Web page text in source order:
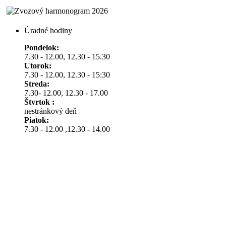
Úradné hodiny
Pondelok:
7.30 - 12.00, 12.30 - 15.30
Utorok:
7.30 - 12.00, 12.30 - 15:30
Streda:
7.30- 12.00, 12.30 - 17.00
Štvrtok :
nestránkový deň
Piatok:
7.30 - 12.00 ,12.30 - 14.00